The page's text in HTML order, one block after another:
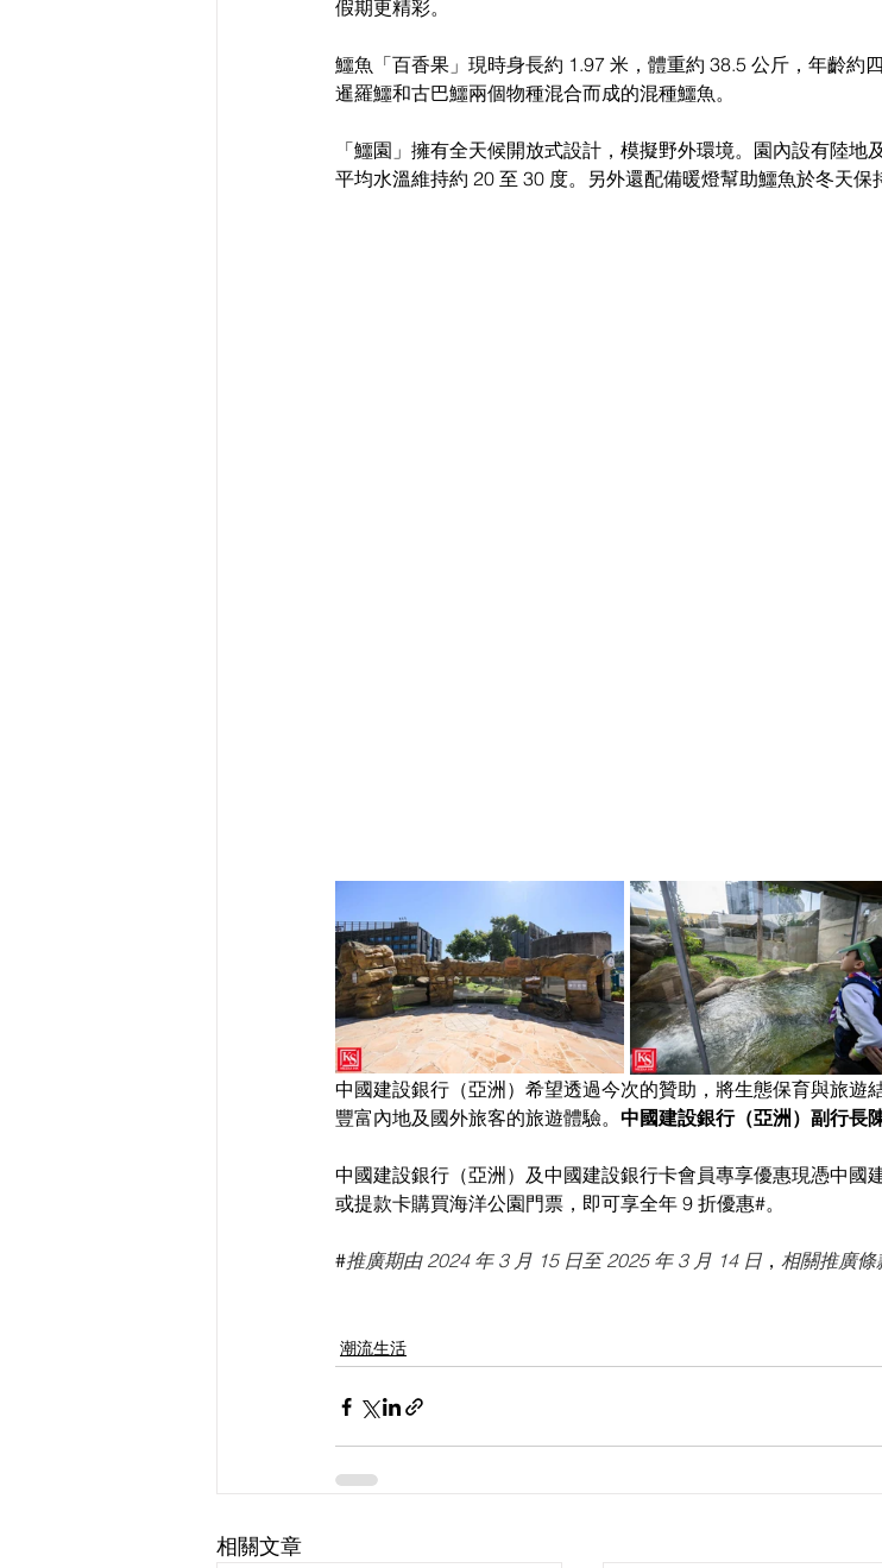
假期更精彩。
鱷魚「百香果」現時身長約 1.97 米，體重約 38.5 公斤，年齡約四
暹羅鱷和古巴鱷兩個物種混合而成的混種鱷魚。
「鱷園」擁有全天候開放式設計，模擬野外環境。園內設有陸地
平均水溫維持約 20 至 30 度。另外還配備暖燈幫助鱷魚於冬天保
中國建設銀行（亞洲）希望透過今次的贊助，將生態保育與旅遊
豐富內地及國外旅客的旅遊體驗。 中國建設銀行（亞洲）副行長
中國建設銀行（亞洲）及中國建設銀行卡會員專享優惠現憑中國
或提款卡購買海洋公園門票，即可享全年 9 折優惠#。
#推廣期由 2024 年 3 月 15 日至 2025 年 3 月 14 日 ， 相關推廣條
潮流生活
相關文章